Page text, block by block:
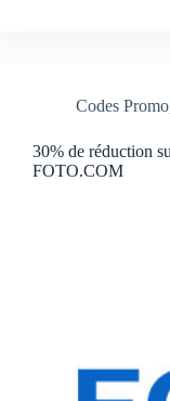
Codes Promo
30% de réduction
FOTO.COM